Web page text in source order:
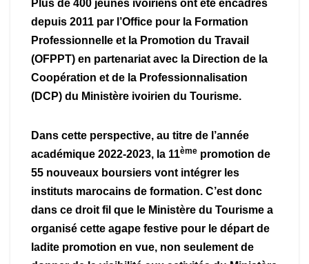
Plus de 400 jeunes ivoiriens ont été encadrés
depuis 2011 par l’Office pour la Formation
Professionnelle et la Promotion du Travail
(OFPPT) en partenariat avec la Direction de la
Coopération et de la Professionnalisation
(DCP) du Ministère ivoirien du Tourisme.
Dans cette perspective, au titre de l’année
académique 2022-2023, la 11ème promotion de
55 nouveaux boursiers vont intégrer les
instituts marocains de formation. C’est donc
dans ce droit fil que le Ministère du Tourisme a
organisé cette agape festive pour le départ de
ladite promotion en vue, non seulement de